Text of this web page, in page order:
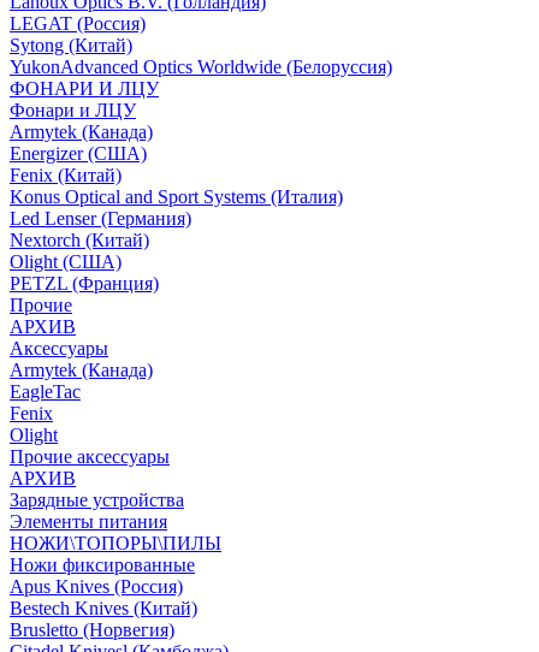
LEGAT (Россия)
Sytong (Китай)
YukonAdvanced Optics Worldwide (Белоруссия)
ФОНАРИ И ЛЦУ
Фонари и ЛЦУ
Armytek (Канада)
Energizer (США)
Fenix (Китай)
Konus Optical and Sport Systems (Италия)
Led Lenser (Германия)
Nextorch (Китай)
Olight (США)
PETZL (Франция)
Прочие
АРХИВ
Аксессуары
Armytek (Канада)
EagleTac
Fenix
Olight
Прочие аксессуары
АРХИВ
Зарядные устройства
Элементы питания
НОЖИ\ТОПОРЫ\ПИЛЫ
Ножи фиксированные
Apus Knives (Россия)
Bestech Knives (Китай)
Brusletto (Норвегия)